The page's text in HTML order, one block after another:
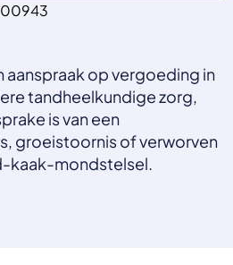
aanspraak op vergoeding in
tandheelkundige zorg,
is van een
groeistoornis of verworven
kaak-mondstelsel.